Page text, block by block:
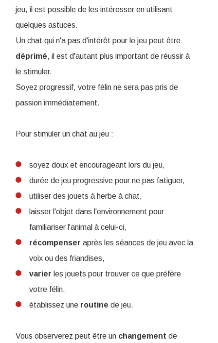
jeu, il est possible de les intéresser en utilisant
quelques astuces.
Un chat qui n'a pas d'intérêt pour le jeu peut être
déprimé, il est d'autant plus important de réussir à
le stimuler.
Soyez progressif, votre félin ne sera pas pris de
passion immédiatement.
Pour stimuler un chat au jeu :
soyez doux et encourageant lors du jeu,
durée de jeu progressive pour ne pas fatiguer,
utiliser des jouets à herbe à chat,
laisser l'objet dans l'environnement pour
familiariser l'animal à celui-ci,
récompenser après les séances de jeu avec la
voix ou des friandises,
varier les jouets pour trouver ce que préfère
votre félin,
établissez une routine de jeu.
Vous observerez peut être un changement de